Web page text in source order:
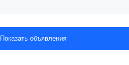
Показать объявления